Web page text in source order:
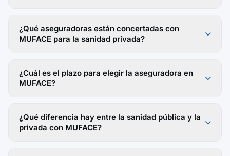
¿Qué aseguradoras están concertadas con
MUFACE para la sanidad privada?
¿Cuál es el plazo para elegir la aseguradora en
MUFACE?
¿Qué diferencia hay entre la sanidad pública y la
privada con MUFACE?